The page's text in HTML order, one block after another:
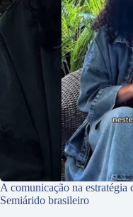
A comunicação na estratégia
Semiárido brasileiro